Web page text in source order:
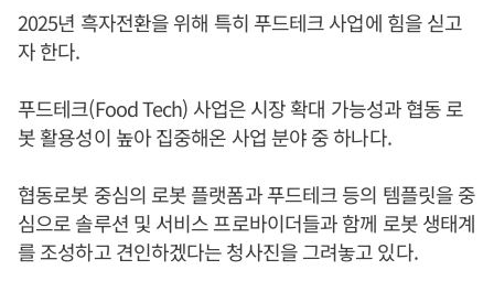
2025년 흑자전환을 위해 특히 푸드테크 사업에 힘을 싣고
자 한다.
푸드테크(Food Tech) 사업은 시장 확대 가능성과 협동 로
봇 활용성이 높아 집중해온 사업 분야 중 하나다.
협동로봇 중심의 로봇 플랫폼과 푸드테크 등의 템플릿을 중
심으로 솔루션 및 서비스 프로바이더들과 함께 로봇 생태계
를 조성하고 견인하겠다는 청사진을 그려놓고 있다.